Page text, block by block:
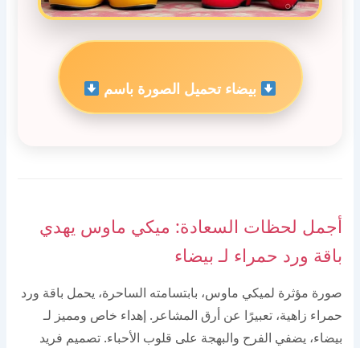
بيضاء تحميل الصورة باسم
أجمل لحظات السعادة: ميكي ماوس يهدي
باقة ورد حمراء لـ بيضاء
صورة مؤثرة لميكي ماوس، بابتسامته الساحرة، يحمل باقة ورد
حمراء زاهية، تعبيرًا عن أرق المشاعر. إهداء خاص ومميز لـ
بيضاء، يضفي الفرح والبهجة على قلوب الأحباء. تصميم فريد